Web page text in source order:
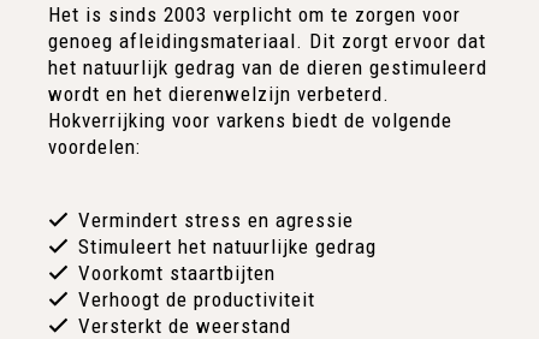
Het is sinds 2003 verplicht om te zorgen voor
genoeg afleidingsmateriaal. Dit zorgt ervoor dat
het natuurlijk gedrag van de dieren gestimuleerd
wordt en het dierenwelzijn verbeterd.
Hokverrijking voor varkens biedt de volgende
voordelen:
Vermindert stress en agressie
Stimuleert het natuurlijke gedrag
Voorkomt staartbijten
Verhoogt de productiviteit
Versterkt de weerstand